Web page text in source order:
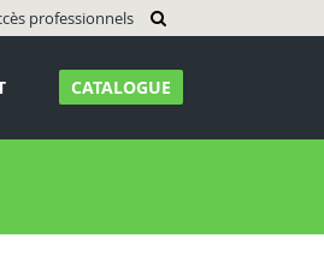
professionnels
CATALOGUE